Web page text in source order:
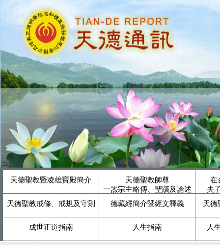
天德聖教暨凌雄寶殿簡介
天德聖教師尊
一炁宗主略傳、聖蹟及論述
在
夫
天德聖教戒條、戒規及守則
德藏經簡介暨經文釋義 天德
成世正道指南 人生指南 人